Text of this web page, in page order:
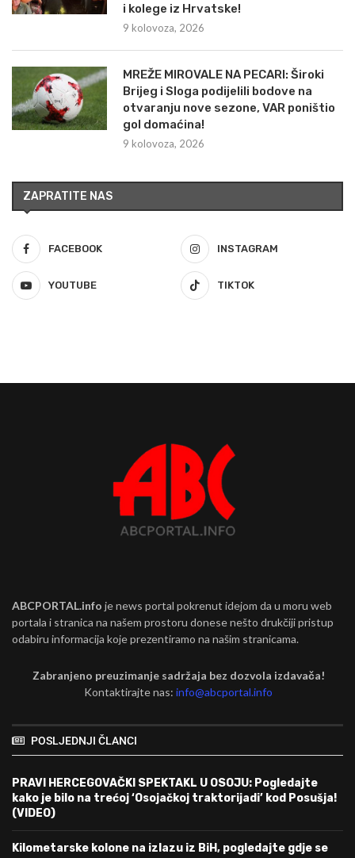
i kolege iz Hrvatske!
9 kolovoza, 2026
MREŽE MIROVALE NA PECARI: Široki
Brijeg i Sloga podijelili bodove na
otvaranju nove sezone, VAR poništio
gol domaćina!
9 kolovoza, 2026
ZAPRATITE NAS
FACEBOOK INSTAGRAM
YOUTUBE TIKTOK
ABCPORTAL.info je news portal pokrenut idejom da u moru web
portala i stranica na našem prostoru donese nešto drukčiji pristup
odabiru informacija koje prezentiramo na našim stranicama.
Zabranjeno preuzimanje sadržaja bez dozvola izdavača!
Kontaktirajte nas:info@abcportal.info
POSLJEDNJI ČLANCI
PRAVI HERCEGOVAČKI SPEKTAKL U OSOJU: Pogledajte
kako je bilo na trećoj ‘Osojačkoj traktorijadi’ kod Posušja!
(VIDEO)
Kilometarske kolone na izlazu iz BiH, pogledajte gdje se